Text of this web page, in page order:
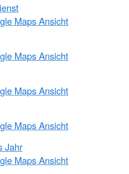
Maps Ansicht
Maps Ansicht
Maps Ansicht
Maps Ansicht
Jahr
Maps Ansicht